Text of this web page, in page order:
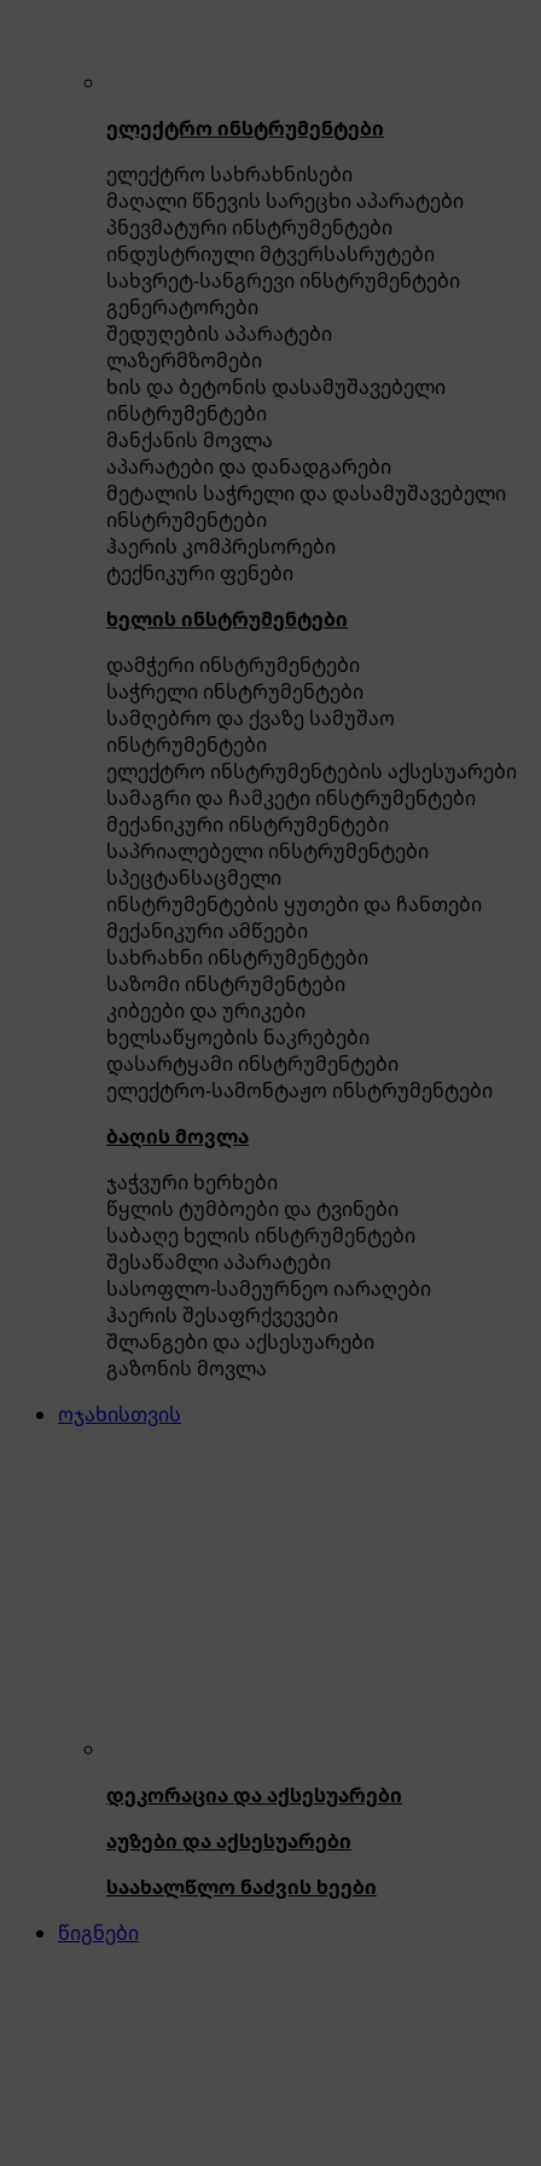
ელექტრო ინსტრუმენტები
ელექტრო სახრახნისები
მაღალი წნევის სარეცხი აპარატები
პნევმატური ინსტრუმენტები
ინდუსტრიული მტვერსასრუტები
სახვრეტ-სანგრევი ინსტრუმენტები
გენერატორები
შედუღების აპარატები
ლაზერმზომები
ხის და ბეტონის დასამუშავებელი
ინსტრუმენტები
მანქანის მოვლა
აპარატები და დანადგარები
მეტალის საჭრელი და დასამუშავებელი
ინსტრუმენტები
ჰაერის კომპრესორები
ტექნიკური ფენები
ხელის ინსტრუმენტები
დამჭერი ინსტრუმენტები
საჭრელი ინსტრუმენტები
სამღებრო და ქვაზე სამუშაო
ინსტრუმენტები
ელექტრო ინსტრუმენტების აქსესუარები
სამაგრი და ჩამკეტი ინსტრუმენტები
მექანიკური ინსტრუმენტები
საპრიალებელი ინსტრუმენტები
სპეცტანსაცმელი
ინსტრუმენტების ყუთები და ჩანთები
მექანიკური ამწეები
სახრახნი ინსტრუმენტები
საზომი ინსტრუმენტები
კიბეები და ურიკები
ხელსაწყოების ნაკრებები
დასარტყამი ინსტრუმენტები
ელექტრო-სამონტაჟო ინსტრუმენტები
ბაღის მოვლა
ჯაჭვური ხერხები
წყლის ტუმბოები და ტვინები
საბაღე ხელის ინსტრუმენტები
შესაწამლი აპარატები
სასოფლო-სამეურნეო იარაღები
ჰაერის შესაფრქვევები
შლანგები და აქსესუარები
გაზონის მოვლა
ოჯახისთვის
დეკორაცია და აქსესუარები
აუზები და აქსესუარები
საახალწლო ნაძვის ხეები
წიგნები